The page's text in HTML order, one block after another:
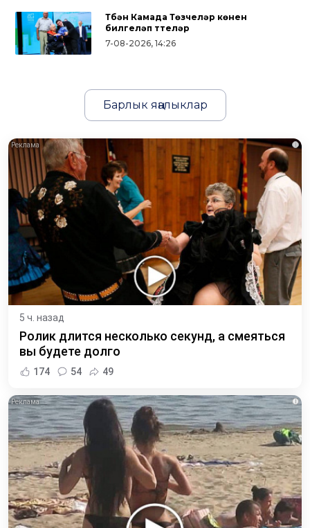
Түбән Камада Төзүчеләр көнен
билгеләп үттеләр
7-08-2026, 14:26
Барлык яңалыклар
i
5 ч. назад
Ролик длится несколько секунд, а смеяться
вы будете долго
174 54 49
i